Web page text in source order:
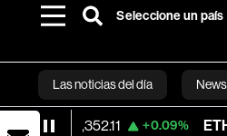
Seleccione un país
Las noticias del día
64,352.11 +0.09% ETH/USD